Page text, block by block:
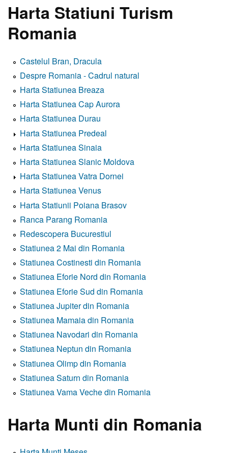
Harta Statiuni Turism
Romania
Castelul Bran, Dracula
Despre Romania - Cadrul natural
Harta Statiunea Breaza
Harta Statiunea Cap Aurora
Harta Statiunea Durau
Harta Statiunea Predeal
Harta Statiunea Sinaia
Harta Statiunea Slanic Moldova
Harta Statiunea Vatra Dornei
Harta Statiunea Venus
Harta Statiunii Poiana Brasov
Ranca Parang Romania
Redescopera Bucurestiul
Statiunea 2 Mai din Romania
Statiunea Costinesti din Romania
Statiunea Eforie Nord din Romania
Statiunea Eforie Sud din Romania
Statiunea Jupiter din Romania
Statiunea Mamaia din Romania
Statiunea Navodari din Romania
Statiunea Neptun din Romania
Statiunea Olimp din Romania
Statiunea Saturn din Romania
Statiunea Vama Veche din Romania
Harta Munti din Romania